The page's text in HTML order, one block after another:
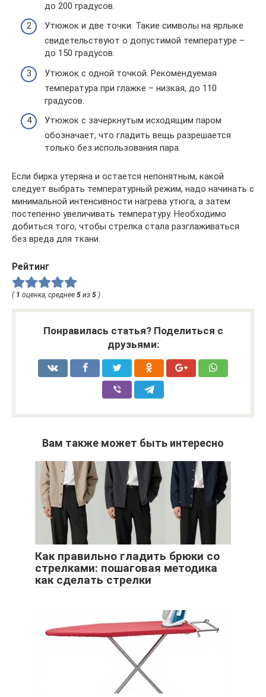
до 200 градусов.
Утюжок и две точки. Такие символы на ярлыке
свидетельствуют о допустимой температуре –
до 150 градусов.
Утюжок с одной точкой. Рекомендуемая
температура при глажке – низкая, до 110
градусов.
Утюжок с зачеркнутым исходящим паром
обозначает, что гладить вещь разрешается
только без использования пара.
Если бирка утеряна и остается непонятным, какой
следует выбрать температурный режим, надо начинать с
минимальной интенсивности нагрева утюга, а затем
постепенно увеличивать температуру. Необходимо
добиться того, чтобы стрелка стала разглаживаться
без вреда для ткани.
Рейтинг
( 1 оценка, среднее 5 из 5 )
Понравилась статья? Поделиться с
друзьями:
Вам также может быть интересно
Как правильно гладить брюки со
стрелками: пошаговая методика
как сделать стрелки